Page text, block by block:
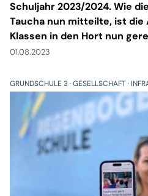
Schuljahr 2023/2024. Wie
Taucha nun mitteilte, ist die
Klassen in den Hort nun
01.08.2023
GRUNDSCHULE 3 GESELLSCHAFT